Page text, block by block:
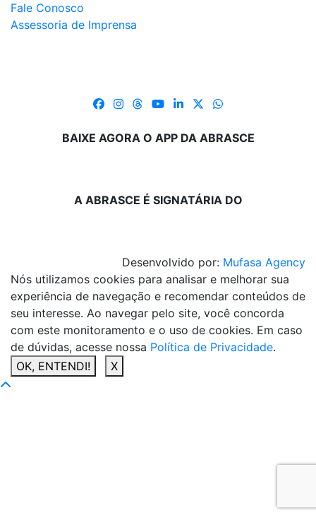
Fale Conosco
Assessoria de Imprensa
BAIXE AGORA O APP DA ABRASCE
A ABRASCE É SIGNATÁRIA DO
Desenvolvido por: Mufasa Agency
Nós utilizamos cookies para analisar e melhorar sua
experiência de navegação e recomendar conteúdos de
seu interesse. Ao navegar pelo site, você concorda
com este monitoramento e o uso de cookies. Em caso
de dúvidas, acesse nossa Política de Privacidade.
OK, ENTENDI!
X